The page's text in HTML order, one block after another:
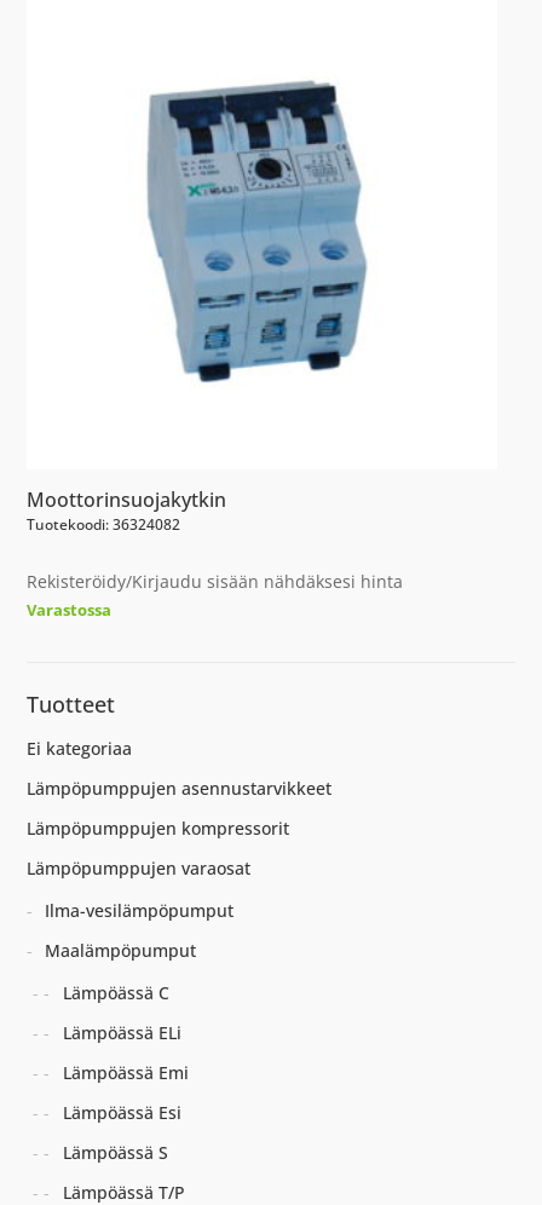
Moottorinsuojakytkin
Tuotekoodi: 36324082
Rekisteröidy/Kirjaudu sisään nähdäksesi hinta
Varastossa
Tuotteet
Ei kategoriaa
Lämpöpumppujen asennustarvikkeet
Lämpöpumppujen kompressorit
Lämpöpumppujen varaosat
Ilma-vesilämpöpumput
Maalämpöpumput
Lämpöässä C
Lämpöässä ELi
Lämpöässä Emi
Lämpöässä Esi
Lämpöässä S
Lämpöässä T/P